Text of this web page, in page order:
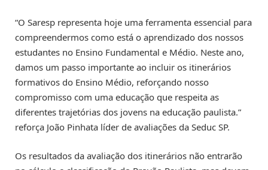
“O Saresp representa hoje uma ferramenta essencial para
compreendermos como está o aprendizado dos nossos
estudantes no Ensino Fundamental e Médio. Neste ano,
damos um passo importante ao incluir os itinerários
formativos do Ensino Médio, reforçando nosso
compromisso com uma educação que respeita as
diferentes trajetórias dos jovens na educação paulista.”
reforça João Pinhata líder de avaliações da Seduc SP.
Os resultados da avaliação dos itinerários não entrarão